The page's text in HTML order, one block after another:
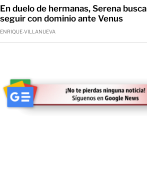
En duelo de hermanas, Serena busca
seguir con dominio ante Venus
ENRIQUE-VILLANUEVA